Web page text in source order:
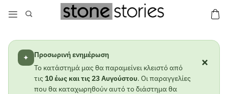
στο
✦
Προσωρινή ενημέρωση
Το κατάστημά μας θα παραμείνει κλειστό από
τις 10 έως και τις 23 Αυγούστου. Οι παραγγελίες
που θα καταχωρηθούν αυτό το διάστημα θα
×